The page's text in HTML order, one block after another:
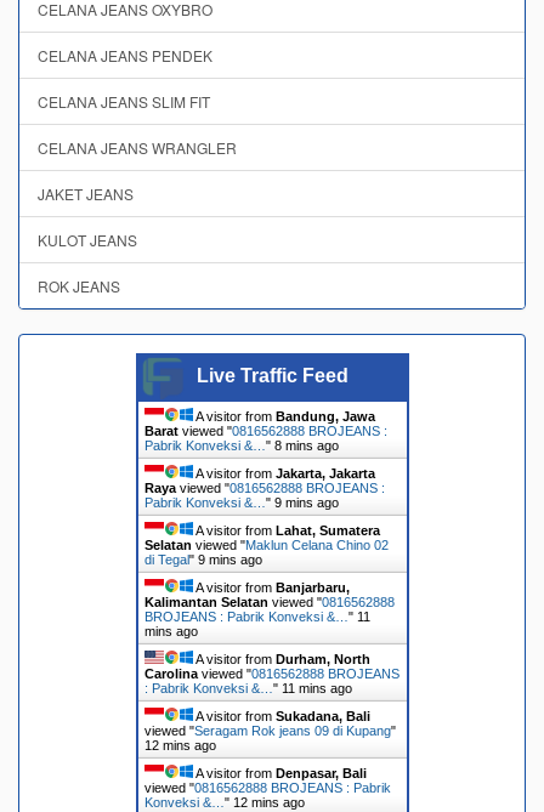
CELANA JEANS OXYBRO
CELANA JEANS PENDEK
CELANA JEANS SLIM FIT
CELANA JEANS WRANGLER
JAKET JEANS
KULOT JEANS
ROK JEANS
Live Traffic Feed
A visitor from Bandung, Jawa
Baratviewed "0816562888 BROJEANS :
Pabrik Konveksi &… " 8 mins ago
A visitor from Jakarta, Jakarta
Rayaviewed "0816562888 BROJEANS :
Pabrik Konveksi &… " 9 mins ago
A visitor from Lahat, Sumatera
Selatan viewed "Maklun Celana Chino 02
di Tegal" 9 mins ago
A visitor from Banjarbaru,
Kalimantan Selatan viewed "0816562888
BROJEANS : Pabrik Konveksi &… " 11
mins ago
A visitor from Durham, North
Carolinaviewed "0816562888 BROJEANS
: Pabrik Konveksi &… " 11 mins ago
A visitor from Sukadana, Bali
viewed "Seragam Rok jeans 09 di Kupang"
12 mins ago
A visitor from Denpasar, Bali
viewed "0816562888 BROJEANS : Pabrik
Konveksi &… " 12 mins ago